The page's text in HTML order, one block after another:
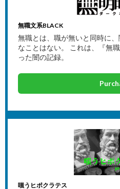
無職文系BLACK
無職とは、職が無いと同時に
なことはない。 これは、『無
った闇の記録。
嗤うヒポクラテス